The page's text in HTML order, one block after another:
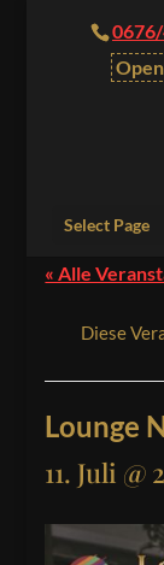
Select Page
« Alle
Diese
Lounge
11. Juli @